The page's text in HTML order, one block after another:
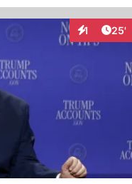
1 25'